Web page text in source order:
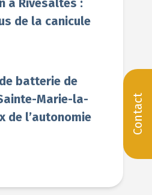
Contact
de la canicule
batterie de
Marie-la-
de l’autonomie